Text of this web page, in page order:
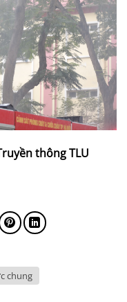
thông TLU
chung